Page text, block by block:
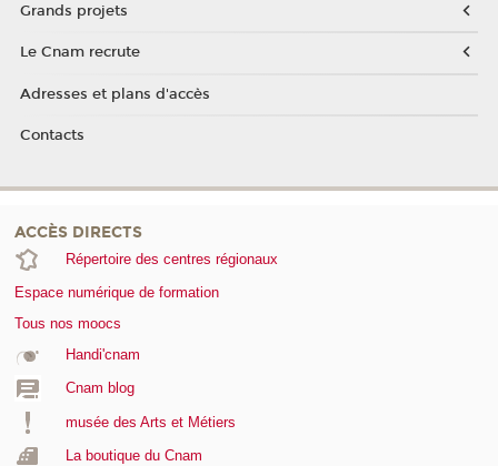
Grands projets
Le Cnam recrute
Adresses et plans d'accès
Contacts
ACCÈS DIRECTS
Répertoire des centres régionaux
Espace numérique de formation
Tous nos moocs
Handi'cnam
Cnam blog
musée des Arts et Métiers
La boutique du Cnam